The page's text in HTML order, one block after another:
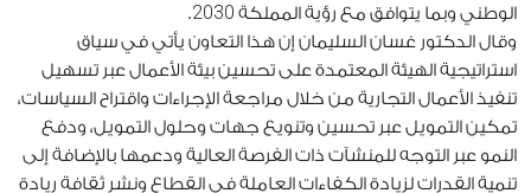
الوطني وبما يتوافق مع رؤية المملكة 2030
.
وقال الدكتور غسان السليمان إن هذا التعاون يأتي في سياق
استراتيجية الهيئة المعتمدة على تحسين بيئة الأعمال عبر تسهيل
تنفيذ الأعمال التجارية من خلال مراجعة الإجراءات واقتراح السياسات،
تمكين التمويل عبر تحسين وتنويع جهات وحلول التمويل، ودفع
النمو عبر التوجه للمنشآت ذات الفرصة العالية ودعمها بالإضافة إلى
تنمية القدرات لزيادة الكفاءات العاملة في القطاع ونشر ثقافة ريادة